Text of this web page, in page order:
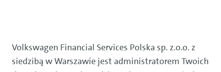
Volkswagen Financial Services Polska sp. z.o.o. z
siedzibą w Warszawie jest administratorem Twoich